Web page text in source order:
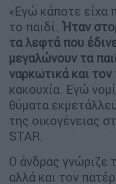
«Εγώ κάποτε είχα
το παιδί. Ήταν
τα λεφτά που
μεγαλώνουν τα
ναρκωτικά και τον
κακουχία. Εγώ
θύματα
της οικογένειας
STAR.
Ο άνδρας γνώριζε
αλλά και τον